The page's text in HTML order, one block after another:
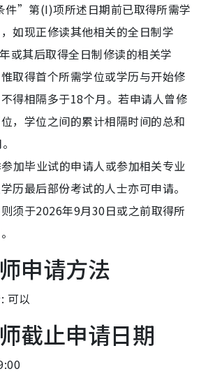
”第(I)项所述日期前已取得所需学
如现正修读其他相关的全日制学
或其后取得全日制修读的相关学
取得首个所需学位或学历与开始修
得相隔多于18个月。若申请人曾修
，学位之间的累计相隔时间的总和
加毕业试的申请人或参加相关专业
历最后部份考试的人士亦可申请。
须于2026年9月30日或之前取得所
申请方法
可以
截止申请日期